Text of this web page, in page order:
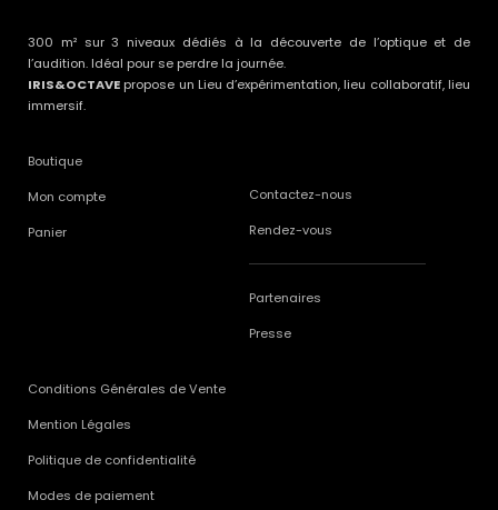
300 m² sur 3 niveaux dédiés à la découverte de l’optique et de
l’audition. Idéal pour se perdre la journée.
IRIS&OCTAVE propose un Lieu d’expérimentation, lieu collaboratif, lieu
immersif.
Boutique
Mon compte
Panier
Contactez-nous
Rendez-vous
Partenaires
Presse
Conditions Générales de Vente
Mention Légales
Politique de confidentialité
Modes de paiement